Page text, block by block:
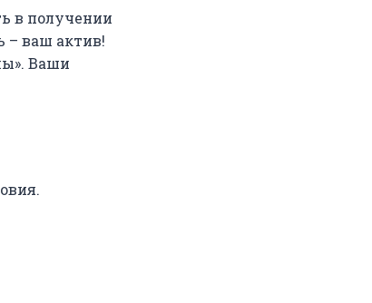
в получении
– ваш актив!
Ваши